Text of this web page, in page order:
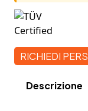
RICHIEDI
Descrizione